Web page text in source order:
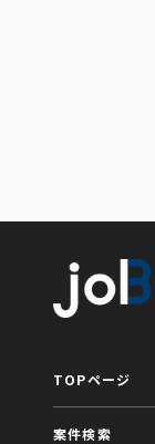
TOPページ
案件検索